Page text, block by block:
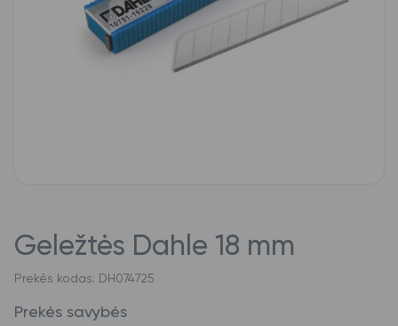
Geležtės Dahle 18 mm
Prekės kodas: DH074725
Prekės savybės